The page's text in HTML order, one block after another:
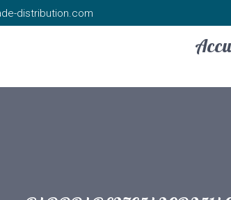
distribution.com